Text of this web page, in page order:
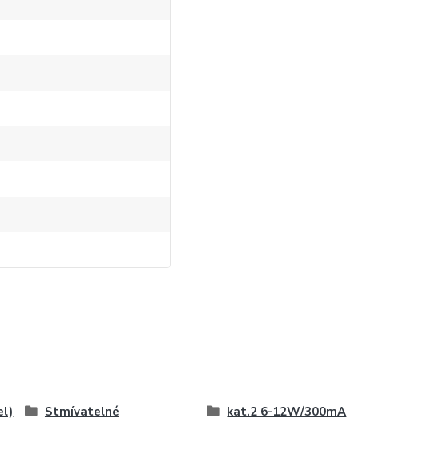
Stmívatelné kat.2 6-12W/300mA